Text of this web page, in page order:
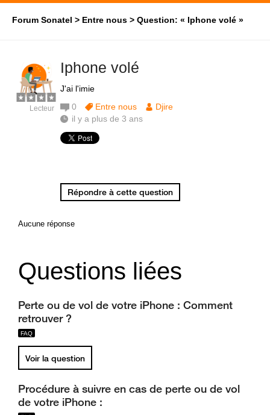
Forum Sonatel Entre nous Question: « Iphone volé »
Iphone volé
J'ai l'imie
Lecteur 0 Entre nous
Djire
il y a plus de 3 ans
Répondre à cette question
Aucune réponse
Questions liées
Perte ou de vol de votre iPhone : Comment
retrouver ?
Voir la question
Procédure à suivre en cas de perte ou de vol
de votre iPhone :